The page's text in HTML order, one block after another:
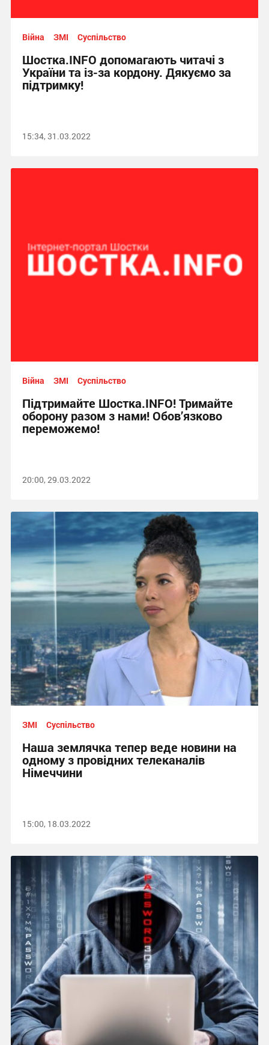
Війна ЗМІ Суспільство
Шостка.INFO допомагають читачі з
України та із-за кордону. Дякуємо за
підтримку!
15:34, 31.03.2022
Війна ЗМІ Суспільство
Підтримайте Шостка.INFO! Тримайте
оборону разом з нами! Обов’язково
переможемо!
20:00, 29.03.2022
ЗМІ Суспільство
Наша землячка тепер веде новини на
одному з провідних телеканалів
Німеччини
15:00, 18.03.2022